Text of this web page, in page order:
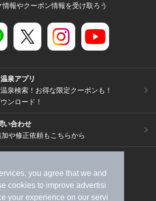
you agree that we and
cookies to improve advertisi
your experience on our servi
情報やクーポン情報を受け取ろう
泉アプリ
泉検索！お得な限定クーポンも！
ンロード！
い合わせ
や修正依頼もこちらから
集（資料請求）
広告出稿のご案内
ライフスタイルMEMBERS+規約